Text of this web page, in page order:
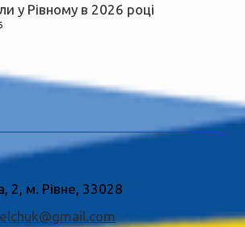
у Рівному в 2026 році
2, м. Рівне, 33028